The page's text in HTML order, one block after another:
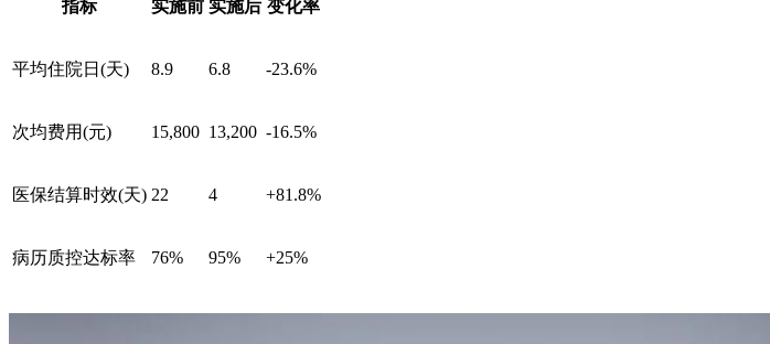
指标 实施前 实施后 变化率
平均住院日(天) 8.9 6.8 -23.6%
次均费用(元) 15,800 13,200 -16.5%
医保结算时效(天) 22 4 +81.8%
病历质控达标率 76% 95% +25%